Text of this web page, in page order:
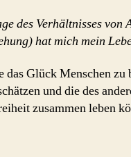
des Verhältnisses von
hat mich mein
das Glück Menschen zu
und die des
zusammen leben